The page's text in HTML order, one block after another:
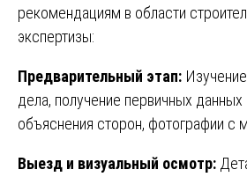
рекомендациям в области
экспертизы:
Предварительный этап:
дела, получение первичных данных
объяснения сторон, фотографии с
Выезд и визуальный осмотр: